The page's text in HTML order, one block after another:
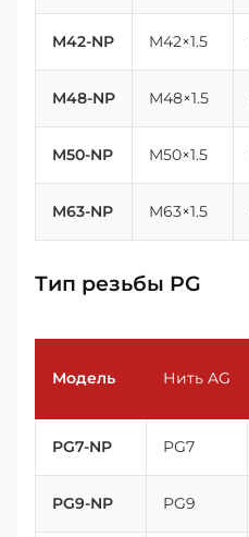
M42-NP M42×1.5
M48-NP M48×1.5
M50-NP M50×1.5
M63-NP M63×1.5
Тип резьбы PG
Модель Нить AG
PG7-NP PG7
PG9-NP PG9